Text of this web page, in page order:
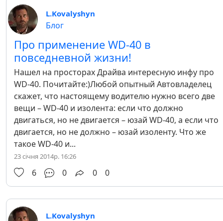
L.Kovalyshyn
Блог
Про применение WD-40 в
повседневной жизни!
Нашел на просторах Драйва интересную инфу про
WD-40. Почитайте:)Любой опытный Автовладелец
скажет, что настоящему водителю нужно всего две
вещи – WD-40 и изолента: если что должно
двигаться, но не двигается – юзай WD-40, а если что
двигается, но не должно – юзай изоленту. Что же
такое WD-40 и...
23 січня 2014р. 16:26
6 0 0 0
L.Kovalyshyn